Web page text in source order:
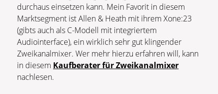
durchaus einsetzen kann. Mein Favorit in diesem
Marktsegment ist Allen & Heath mit ihrem Xone:23
(gibts auch als C-Modell mit integriertem
Audiointerface), ein wirklich sehr gut klingender
Zweikanalmixer. Wer mehr hierzu erfahren will, kann
in diesem Kaufberater für Zweikanalmixer
nachlesen.